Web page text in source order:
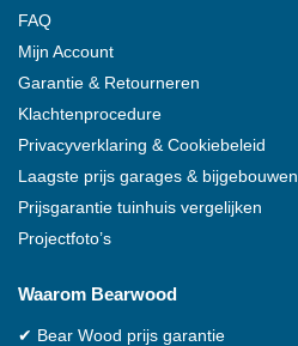
FAQ
Mijn Account
Garantie & Retourneren
Klachtenprocedure
Privacyverklaring & Cookiebeleid
Laagste prijs garages & bijgebouwen
Prijsgarantie tuinhuis vergelijken
Projectfoto’s
Waarom Bearwood
✔ Bear Wood prijs garantie